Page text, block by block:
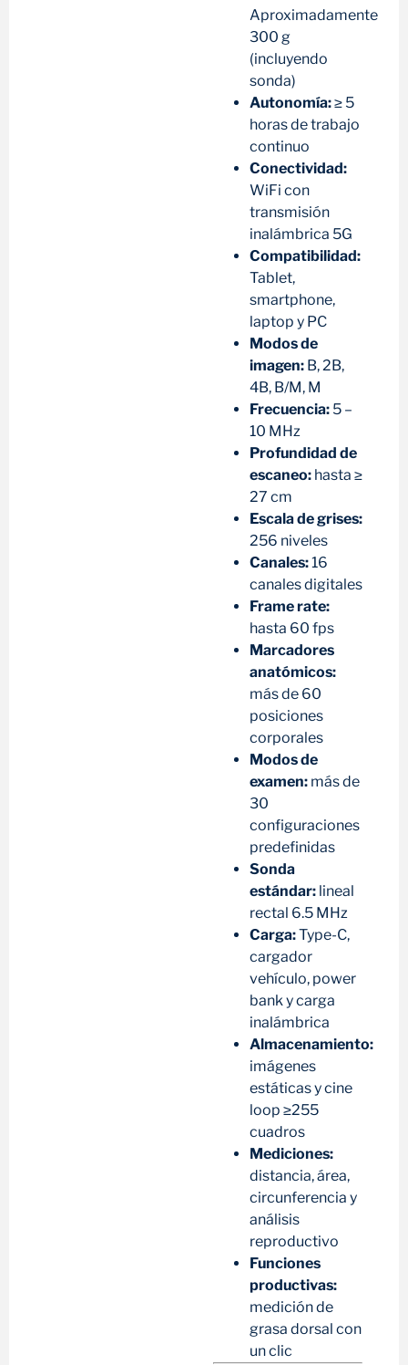
Aproximadamente
300 g
(incluyendo
sonda)
Autonomía:≥ 5
horas de trabajo
continuo
Conectividad:
WiFi con
transmisión
inalámbrica 5G
Compatibilidad:
Tablet,
smartphone,
laptop y PC
Modos de
imagen: B, 2B,
4B, B/M, M
Frecuencia: 5 –
10 MHz
Profundidad de
escaneo: hasta ≥
27 cm
Escala de grises:
256 niveles
Canales:16
canales digitales
Frame rate:
hasta 60 fps
Marcadores
anatómicos:
más de 60
posiciones
corporales
Modos de
examen: más de
30
configuraciones
predefinidas
Sonda
estándar: lineal
rectal 6.5 MHz
Carga:Type-C,
cargador
vehículo, power
bank y carga
inalámbrica
Almacenamiento:
imágenes
estáticas y cine
loop ≥255
cuadros
Mediciones:
distancia, área,
circunferencia y
análisis
reproductivo
Funciones
productivas:
medición de
grasa dorsal con
un clic